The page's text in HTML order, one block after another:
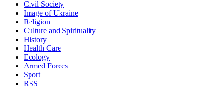
Civil Society
Image of Ukraine
Religion
Culture and Spirituality
History
Health Care
Ecology
Armed Forces
Sport
RSS